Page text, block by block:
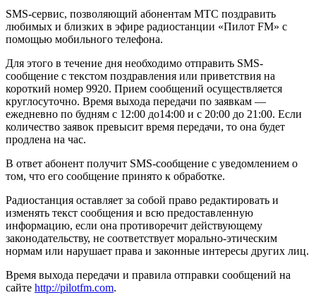
SMS-сервис, позволяющий абонентам МТС поздравить
любимых и близких в эфире радиостанции «Пилот FM» с
помощью мобильного телефона.
Для этого в течение дня необходимо отправить SMS-
сообщение с текстом поздравления или приветствия на
короткий номер 9920. Прием сообщений осуществляется
круглосуточно. Время выхода передачи по заявкам —
ежедневно по будням с 12:00 до14:00 и с 20:00 до 21:00. Если
количество заявок превысит время передачи, то она будет
продлена на час.
В ответ абонент получит SMS-сообщение с уведомлением о
том, что его сообщение принято к обработке.
Радиостанция оставляет за собой право редактировать и
изменять текст сообщения и всю предоставленную
информацию, если она противоречит действующему
законодательству, не соответствует морально-этическим
нормам или нарушает права и законные интересы других лиц.
Время выхода передачи и правила отправки сообщений на
сайте http://pilotfm.com.